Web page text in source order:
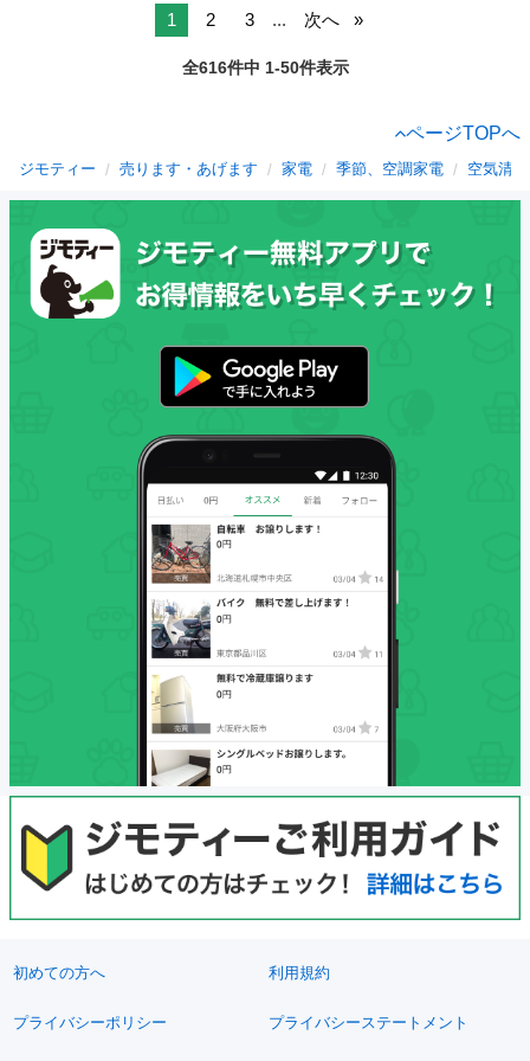
1 2 3 ... 次へ
全616件中 1-50件表示
ページTOPへ
ジモティー 売ります・あげます 家電 季節、空調家電 空気清
初めての方へ 利用規約
プライバシーポリシー プライバシーステートメント